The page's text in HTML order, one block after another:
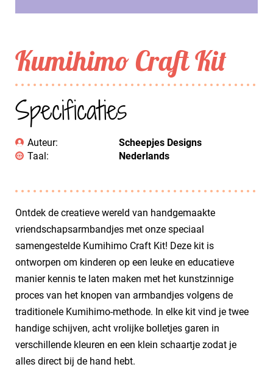
Kumihimo Craft Kit
Specificaties
Auteur:
Scheepjes Designs
Taal:
Nederlands
Ontdek de creatieve wereld van handgemaakte
vriendschapsarmbandjes met onze speciaal
samengestelde Kumihimo Craft Kit! Deze kit is
ontworpen om kinderen op een leuke en educatieve
manier kennis te laten maken met het kunstzinnige
proces van het knopen van armbandjes volgens de
traditionele Kumihimo-methode. In elke kit vind je twee
handige schijven, acht vrolijke bolletjes garen in
verschillende kleuren en een klein schaartje zodat je
alles direct bij de hand hebt.